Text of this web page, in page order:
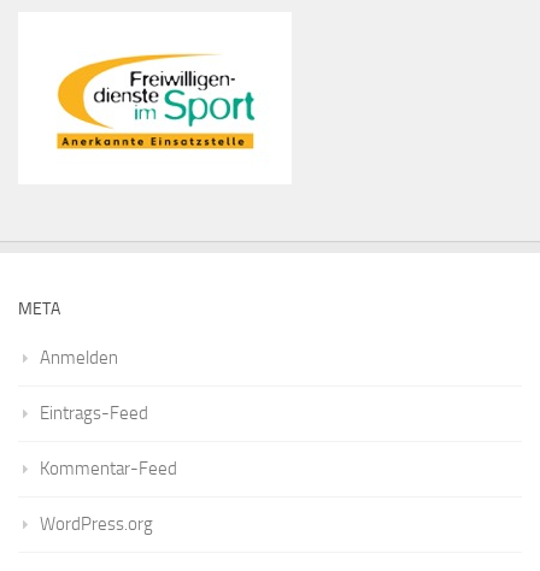
META
Anmelden
Eintrags-Feed
Kommentar-Feed
WordPress.org